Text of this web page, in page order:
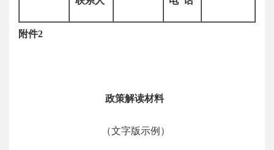
附件2
政策解读材料
（文字版示例）